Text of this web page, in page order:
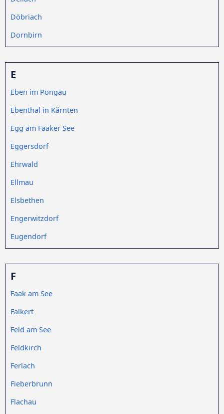
Döbriach
Dornbirn
E
Eben im Pongau
Ebenthal in Kärnten
Egg am Faaker See
Eggersdorf
Ehrwald
Ellmau
Elsbethen
Engerwitzdorf
Eugendorf
F
Faak am See
Falkert
Feld am See
Feldkirch
Ferlach
Fieberbrunn
Flachau